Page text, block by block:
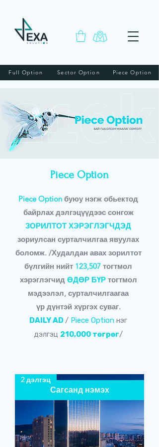
Full Option Sector Option Piece Option
Piece Option
Piece Option буюу нэгж обьектод
байрлах дэлгэцүүдээс сонгож
ЗОРИЛТОТ ХЭРЭГЛЭГЧДЭД
зориулсан сурталчилгаа явуулах
боломж. /Худалдан авах зорилтот
бүлгийн нийт 123,507 тогтмол
хэрэглэгчид ӨДӨР БҮРтогтмол
мэдээлэл, сурталчилгаагаа
үр дүнтэй хүргэх суваг.
DAILY AD / Piece Option нэг
дэлгэц 210,000 төгрөг/
Сагсанд нэмэх
2 дэлгэц